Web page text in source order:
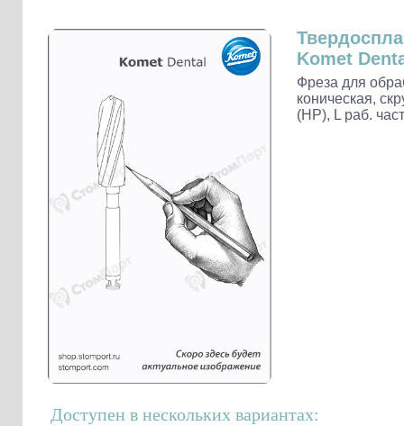
Наконечники и переходники KaVo
Komet
Фреза для
коническая,
(HP), L раб.
Доступен в нескольких вариантах: